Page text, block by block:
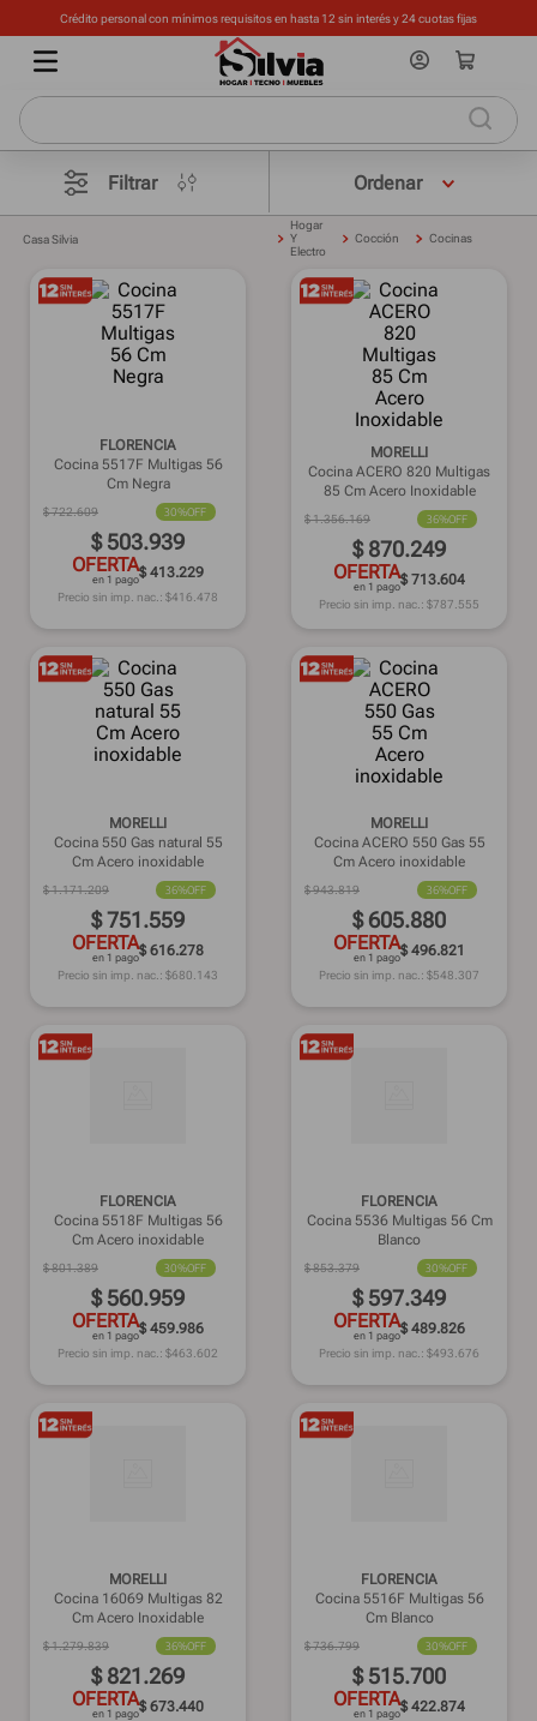
Crédito personal con mínimos requisitos en hasta 12 sin interés y 24 cuotas fijas
Filtrar
Casa Silvia
Hogar
Y
Electro
Cocción Cocinas
FLORENCIA
Cocina 5517F Multigas 56
Cm Negra
$722.609 30%OFF
$ 503.939
OFERTA
en 1 pago$ 413.229
Precio sin imp. nac.: $416.478
MORELLI
Cocina ACERO 820 Multigas
85 Cm Acero Inoxidable
$1.356.169 36%OFF
$ 870.249
OFERTA
en 1 pago$ 713.604
Precio sin imp. nac.: $787.555
MORELLI
Cocina 550 Gas natural 55
Cm Acero inoxidable
$1.171.209 36%OFF
$751.559
OFERTA
en 1 pago$ 616.278
Precio sin imp. nac.: $680.143
MORELLI
Cocina ACERO 550 Gas 55
Cm Acero inoxidable
$943.819 36%OFF
$ 605.880
OFERTA
en 1 pago$ 496.821
Precio sin imp. nac.: $548.307
FLORENCIA
Cocina 5518F Multigas 56
Cm Acero inoxidable
$801.389 30%OFF
$ 560.959
OFERTA
en 1 pago$ 459.986
Precio sin imp. nac.: $463.602
FLORENCIA
Cocina 5536 Multigas 56 Cm
Blanco
$853.379 30%OFF
$ 597.349
OFERTA
en 1 pago$ 489.826
Precio sin imp. nac.: $493.676
MORELLI
Cocina 16069 Multigas 82
Cm Acero Inoxidable
$1.279.839 36%OFF
$ 821.269
OFERTA
en 1 pago$ 673.440
FLORENCIA
Cocina 5516F Multigas 56
Cm Blanco
$736.799 30%OFF
$ 515.700
OFERTA
en 1 pago$ 422.874